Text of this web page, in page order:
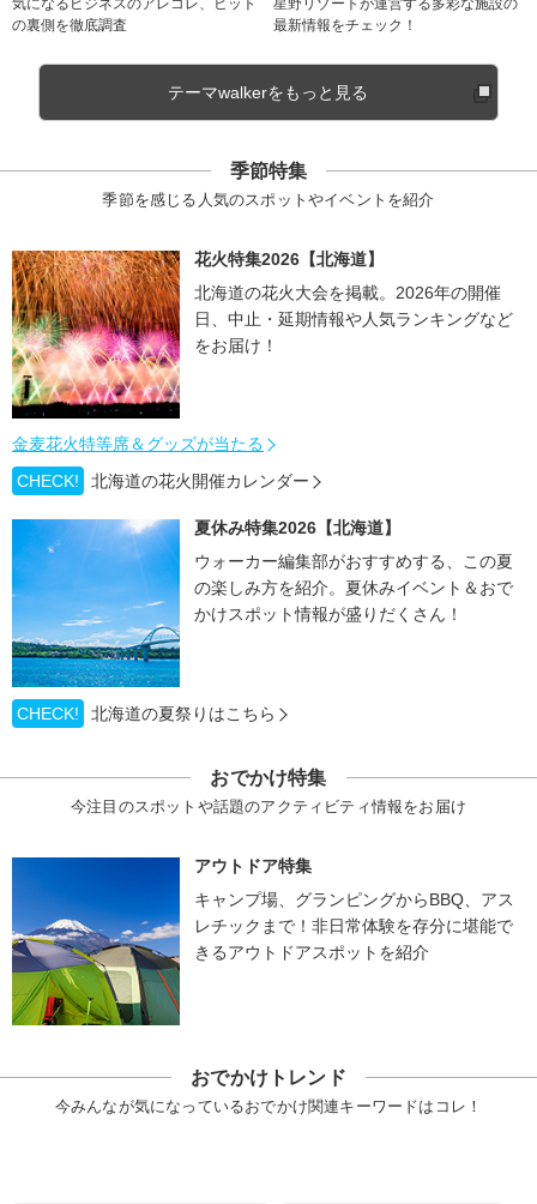
気になるビジネスのアレコレ、ヒット
の裏側を徹底調査
星野リゾートが運営する多彩な施設の
最新情報をチェック！
テーマwalkerをもっと見る
季節特集
季節を感じる人気のスポットやイベントを紹介
花火特集2026【北海道】
北海道の花火大会を掲載。2026年の開催
日、中止・延期情報や人気ランキングなど
をお届け！
金麦花火特等席＆グッズが当たる
CHECK!
北海道の花火開催カレンダー
夏休み特集2026【北海道】
ウォーカー編集部がおすすめする、この夏
の楽しみ方を紹介。夏休みイベント＆おで
かけスポット情報が盛りだくさん！
CHECK! 北海道の夏祭りはこちら
おでかけ特集
今注目のスポットや話題のアクティビティ情報をお届け
アウトドア特集
キャンプ場、グランピングからBBQ、アス
レチックまで！非日常体験を存分に堪能で
きるアウトドアスポットを紹介
おでかけトレンド
今みんなが気になっているおでかけ関連キーワードはコレ！